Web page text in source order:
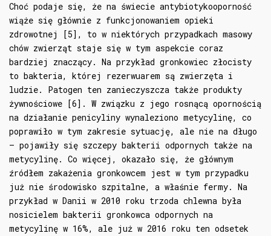
Choć podaje się, że na świecie antybiotykooporność
wiąże się głównie z funkcjonowaniem opieki
zdrowotnej [5], to w niektórych przypadkach masowy
chów zwierząt staje się w tym aspekcie coraz
bardziej znaczący. Na przykład gronkowiec złocisty
to bakteria, której rezerwuarem są zwierzęta i
ludzie. Patogen ten zanieczyszcza także produkty
żywnościowe [6]. W związku z jego rosnącą opornością
na działanie penicyliny wynaleziono metycylinę, co
poprawiło w tym zakresie sytuację, ale nie na długo
– pojawiły się szczepy bakterii odpornych także na
metycylinę. Co więcej, okazało się, że głównym
źródłem zakażenia gronkowcem jest w tym przypadku
już nie środowisko szpitalne, a właśnie fermy. Na
przykład w Danii w 2010 roku trzoda chlewna była
nosicielem bakterii gronkowca odpornych na
metycylinę w 16%, ale już w 2016 roku ten odsetek